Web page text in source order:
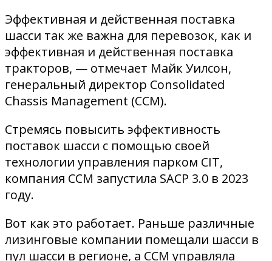
Эффективная и действенная поставка
шасси так же важна для перевозок, как и
эффективная и действенная поставка
тракторов, — отмечает Майк Уилсон,
генеральный директор Consolidated
Chassis Management (CCM).
Стремясь повысить эффективность
поставок шасси с помощью своей
технологии управления парком CIT,
компания CCM запустила SACP 3.0 в 2023
году.
Вот как это работает. Раньше различные
лизинговые компании помещали шасси в
пул шасси в регионе, а CCM управляла